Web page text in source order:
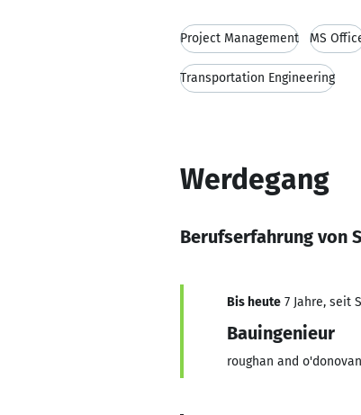
Project Management MS
Transportation Engineering
Werdegang
Berufserfahrung von
Bis heute 7 Jahre, seit
Bauingenieur
roughan and o'donovan